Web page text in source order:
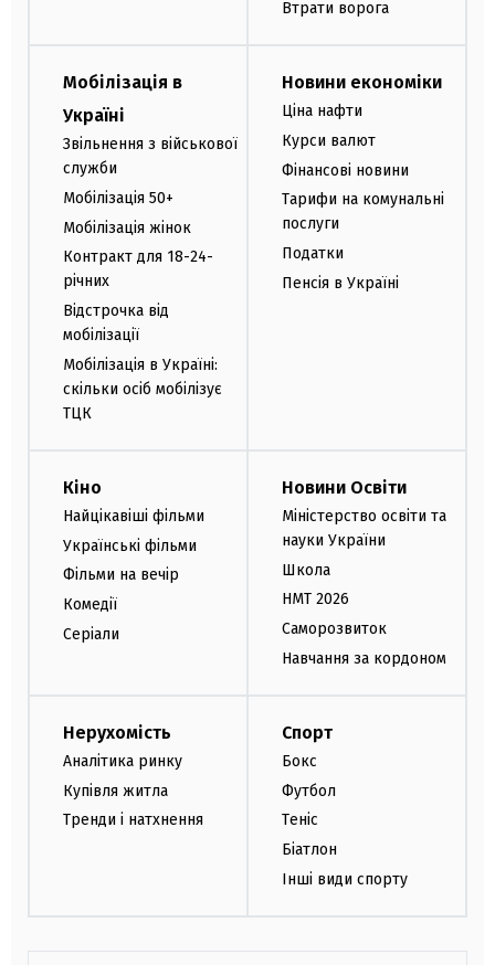
Втрати ворога
Мобілізація в
Україні
Звільнення з військової
служби
Мобілізація 50+
Мобілізація жінок
Контракт для 18-24-
річних
Відстрочка від
мобілізації
Мобілізація в Україні:
скільки осіб мобілізує
ТЦК
Новини економіки
Ціна нафти
Курси валют
Фінансові новини
Тарифи на комунальні
послуги
Податки
Пенсія в Україні
Кіно
Найцікавіші фільми
Українські фільми
Фільми на вечір
Комедії
Серіали
Новини Освіти
Міністерство освіти та
науки України
Школа
НМТ 2026
Саморозвиток
Навчання за кордоном
Нерухомість
Аналітика ринку
Купівля житла
Тренди і натхнення
Спорт
Бокс
Футбол
Теніс
Біатлон
Інші види спорту